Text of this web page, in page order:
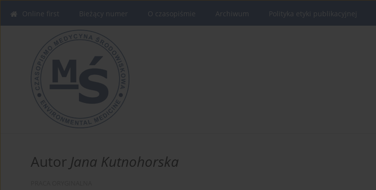
Online first Bieżący numer O czasopiśmie Archiwum Polityka etyki publikacyjnej
Autor Jana Kutnohorska